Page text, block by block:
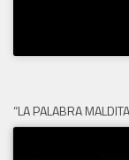
“LA PALABRA